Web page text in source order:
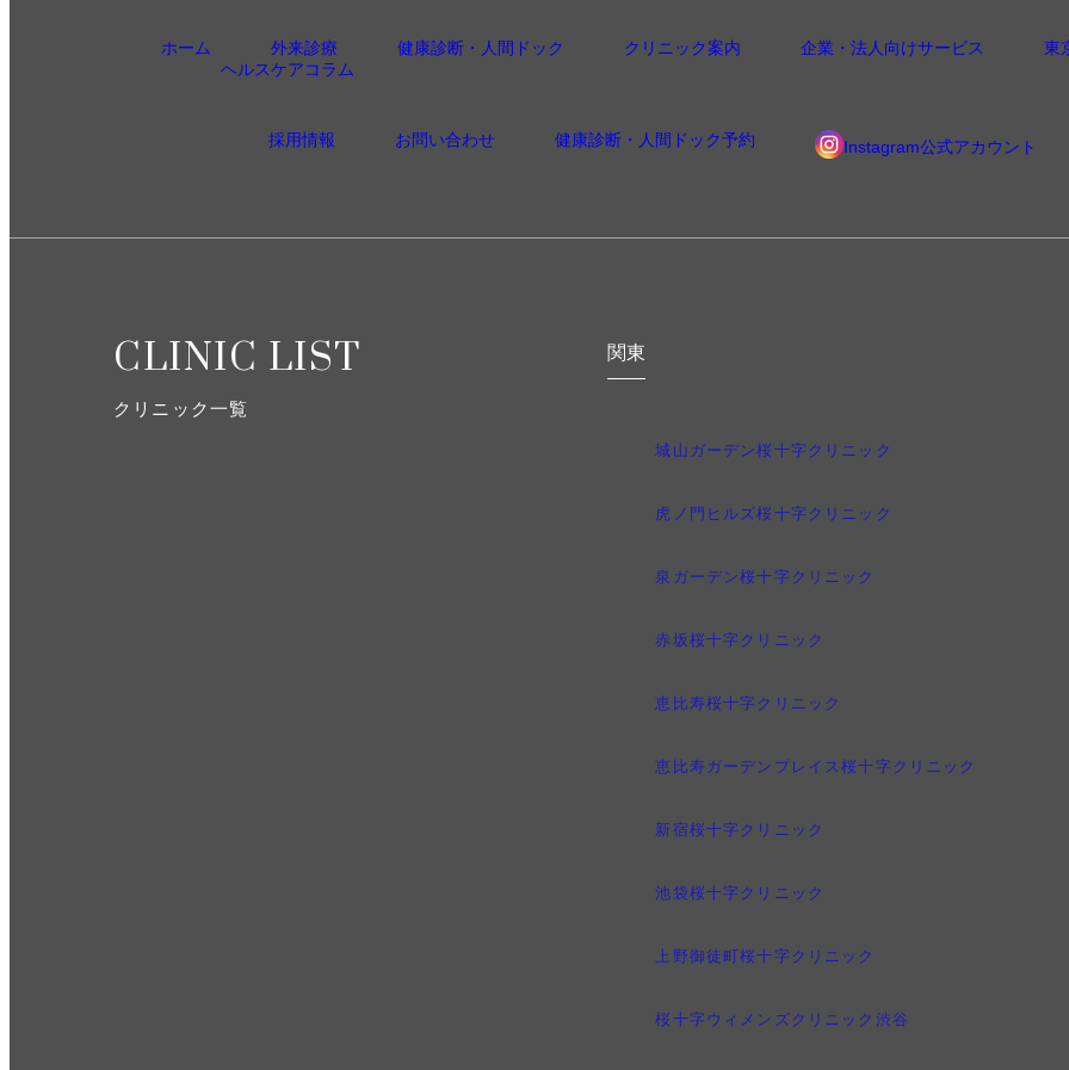
ホーム 外来診療 健康診断・人間ドック クリニック案内 企業・法人向けサービス
東
ヘルスケアコラム
採用情報 お問い合わせ 健康診断・人間ドック予約 Instagram公式アカウント
CLINIC LIST
クリニック一覧
関東
城山ガーデン桜十字クリニック
虎ノ門ヒルズ桜十字クリニック
泉ガーデン桜十字クリニック
赤坂桜十字クリニック
恵比寿桜十字クリニック
恵比寿ガーデンプレイス桜十字クリニック
新宿桜十字クリニック
池袋桜十字クリニック
上野御徒町桜十字クリニック
桜十字ウィメンズクリニック渋谷